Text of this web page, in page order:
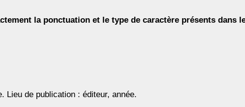
la ponctuation et le type de caractère présents dans
Lieu de publication : éditeur, année.